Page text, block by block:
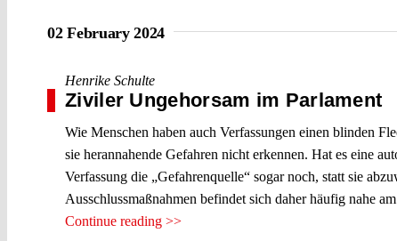
02 February 2024
Henrike Schulte
Ziviler Ungehorsam im Parlament
Wie Menschen haben auch Verfassungen einen blinden
sie herannahende Gefahren nicht erkennen. Hat es eine
Verfassung die „Gefahrenquelle“ sogar noch, statt sie
Ausschlussmaßnahmen befindet sich daher häufig nahe
Continue reading >>